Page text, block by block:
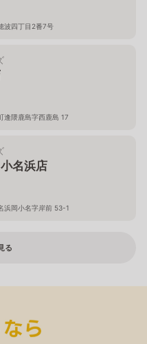
波四丁目2番7号
逢隈鹿島字西鹿島 17
名浜店
浜岡小名字岸前 53-1
る